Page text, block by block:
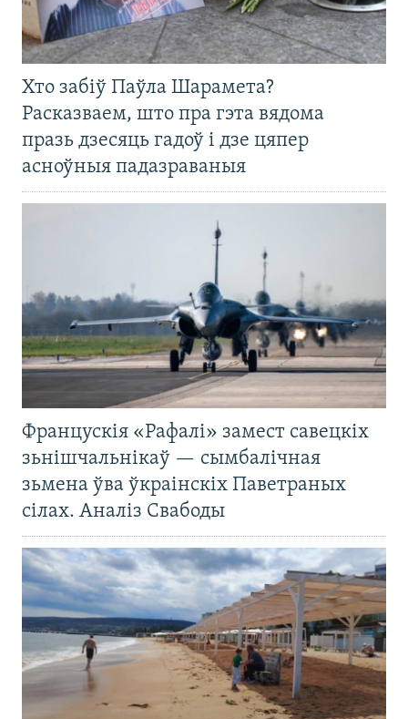
Хто забіў Паўла Шарамета?
Расказваем, што пра гэта вядома
празь дзесяць гадоў і дзе цяпер
асноўныя падазраваныя
Францускія «Рафалі» замест савецкіх
зьнішчальнікаў — сымбалічная
зьмена ўва ўкраінскіх Паветраных
сілах. Аналіз Свабоды